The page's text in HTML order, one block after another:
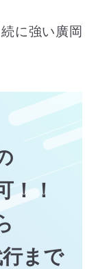
に強い廣岡
！！
まで